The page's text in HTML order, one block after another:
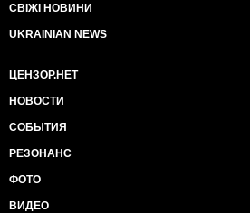
СВІЖІ НОВИНИ
UKRAINIAN NEWS
ЦЕНЗОР.НЕТ
НОВОСТИ
СОБЫТИЯ
РЕЗОНАНС
ФОТО
ВИДЕО